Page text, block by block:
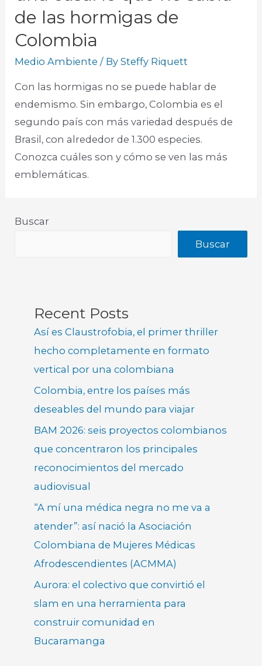
de las hormigas de
Colombia
Medio Ambiente / BySteffy Riquett
Con las hormigas no se puede hablar de
endemismo. Sin embargo, Colombia es el
segundo país con más variedad después de
Brasil, con alrededor de 1.300 especies.
Conozca cuáles son y cómo se ven las más
emblemáticas.​
Buscar
Buscar
Recent Posts
Así es Claustrofobia, el primer thriller
hecho completamente en formato
vertical por una colombiana
Colombia, entre los países más
deseables del mundo para viajar
BAM 2026: seis proyectos colombianos
que concentraron los principales
reconocimientos del mercado
audiovisual
“A mí una médica negra no me va a
atender”: así nació la Asociación
Colombiana de Mujeres Médicas
Afrodescendientes (ACMMA)
Aurora: el colectivo que convirtió el
slam en una herramienta para
construir comunidad en
Bucaramanga